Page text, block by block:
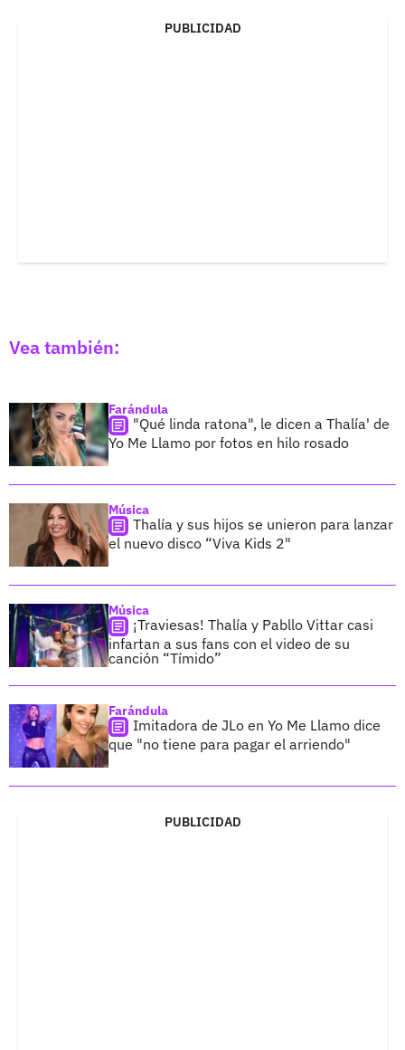
PUBLICIDAD
Vea también:
Farándula
"Qué linda ratona", le dicen a Thalía' de
Yo Me Llamo por fotos en hilo rosado
Música
Thalía y sus hijos se unieron para lanzar
el nuevo disco “Viva Kids 2"
Música
¡Traviesas! Thalía y Pabllo Vittar casi
infartan a sus fans con el video de su
canción “Tímido”
Farándula
Imitadora de JLo en Yo Me Llamo dice
que "no tiene para pagar el arriendo"
PUBLICIDAD